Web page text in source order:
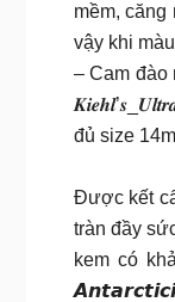
mềm, căng
vậy khi
– Cam đào
đủ size
Được kết
tràn đầy
kem có